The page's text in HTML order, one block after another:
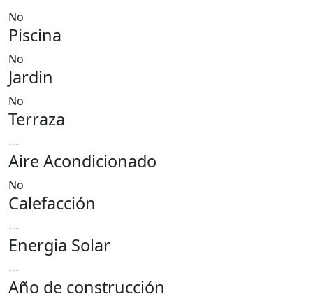
No
Piscina
No
Jardin
No
Terraza
---
Aire Acondicionado
No
Calefacción
---
Energia Solar
---
Año de construcción